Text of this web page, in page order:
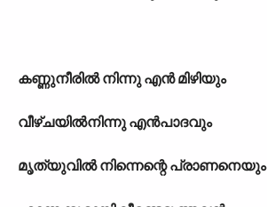
കണ്ണുനീരിൽ നിന്നു എൻ മിഴിയും
വീഴ്ചയിൽനിന്നു എൻപാദവും
മൃത്യുവിൽ നിന്നെന്റെ പ്രാണനെയും